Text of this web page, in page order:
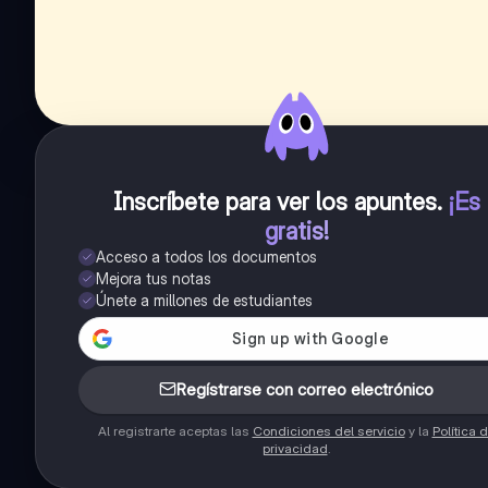
Inscríbete para ver los apuntes. ¡Es
gratis!
Acceso a todos los documentos
Mejora tus notas
Únete a millones de estudiantes
Regístrarse con correo electrónico
Al registrarte aceptas las Condiciones del servicioy la Política
privacidad.